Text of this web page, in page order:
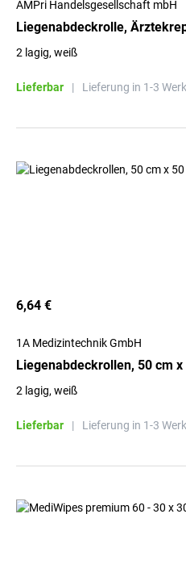
AMPri Handelsgesellschaft mbH
Liegenabdeckrolle,
2 lagig, weiß
Lieferbar | Lieferung in 1-3
6,64 €
1A Medizintechnik GmbH
Liegenabdeckrollen, 50 cm x
2 lagig, weiß
Lieferbar | Lieferung in 1-3